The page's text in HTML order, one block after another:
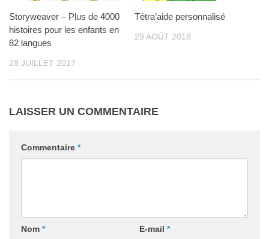
Storyweaver – Plus de 4000
histoires pour les enfants en
82 langues
28 JUILLET 2017
Tétra’aide personnalisé
29 AOÛT 2018
LAISSER UN COMMENTAIRE
Commentaire *
Nom * E-mail *